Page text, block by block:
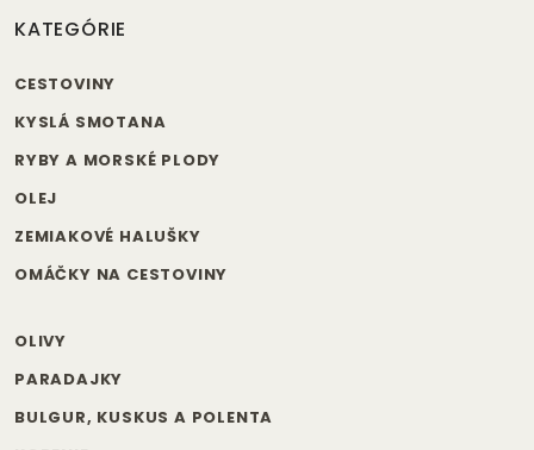
KATEGÓRIE
CESTOVINY
KYSLÁ SMOTANA
RYBY A MORSKÉ PLODY
OLEJ
ZEMIAKOVÉ HALUŠKY
OMÁČKY NA CESTOVINY
OLIVY
PARADAJKY
BULGUR, KUSKUS A POLENTA